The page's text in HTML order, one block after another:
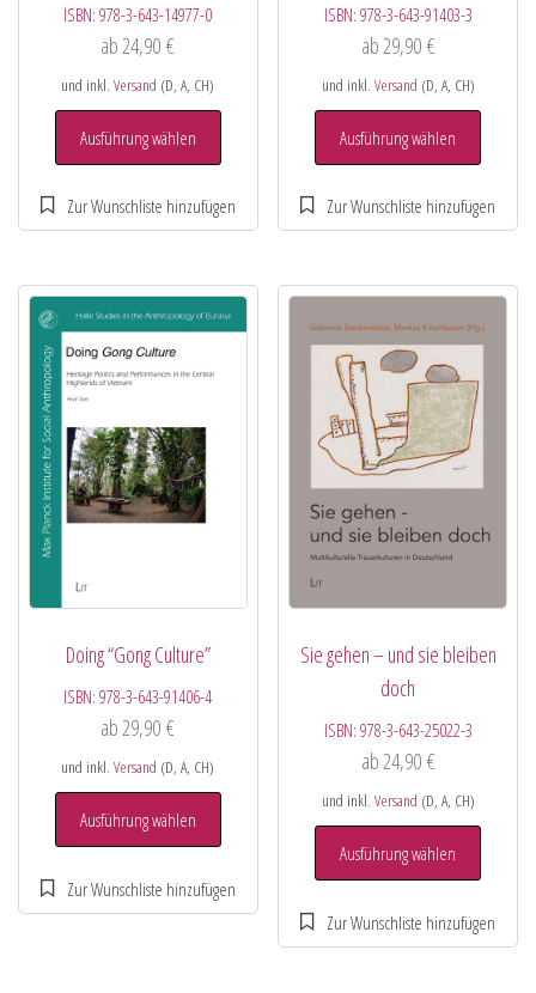
ISBN:978-3-643-14977-0
ab24,90€
und inkl.Versand (D, A, CH)
Ausführung wählen
ISBN: 978-3-643-91403-3
ab29,90 €
und inkl. Versand (D, A, CH)
Ausführung wählen
Doing “Gong Culture”
ISBN:978-3-643-91406-4
ab29,90€
und inkl.Versand (D, A, CH)
Ausführung wählen
Sie gehen – und sie bleiben
doch
ISBN: 978-3-643-25022-3
ab24,90 €
und inkl. Versand (D, A, CH)
Ausführung wählen